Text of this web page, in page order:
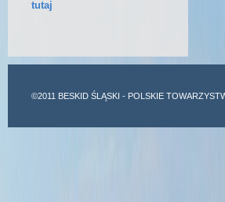
tutaj
©2011 BESKID ŚLĄSKI - POLSKIE